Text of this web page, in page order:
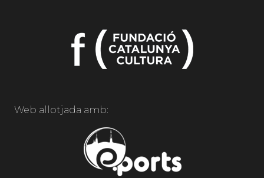
Web allotjada amb: